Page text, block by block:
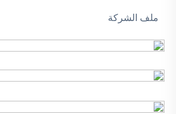
ملف الشركة